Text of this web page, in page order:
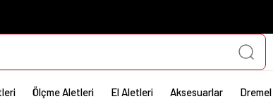
Ölçme Aletleri El Aletleri Aksesuarlar Dremel